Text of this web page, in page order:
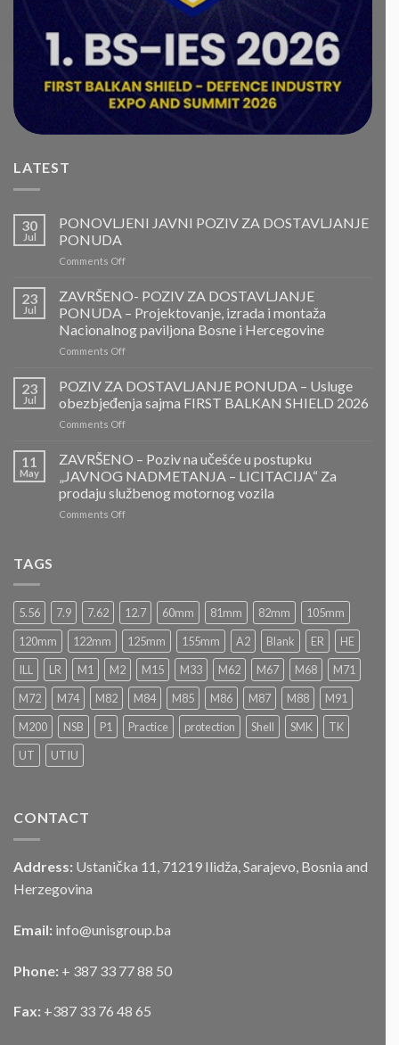
LATEST
30
Jul
PONOVLJENI JAVNI POZIV ZA DOSTAVLJANJE
PONUDA
Comments Offon
JAVNI
POZIV
ZA
DOSTAVLJANJE
PONUDA
23
Jul
ZAVRŠENO- POZIV ZA DOSTAVLJANJE
PONUDA – Projektovanje, izrada i montaža
Nacionalnog paviljona Bosne i Hercegovine
Comments Offon
POZIV
ZA
DOSTAVLJANJE
PONUDA
Projektovanje,
izrada
montaža
Nacionalnog
23
Jul
POZIV ZA DOSTAVLJANJE PONUDA – Usluge
obezbjeđenja sajma FIRST BALKAN SHIELD 2026
Comments Offon
ZA
DOSTAVLJANJE
PONUDA
–
Usluge
2026
11
May
ZAVRŠENO – Poziv na učešće u postupku
„JAVNOG NADMETANJA – LICITACIJA“ Za
prodaju službenog motornog vozila
Comments Offon
u
postupku
„JAVNOG
NADMETANJA
–
LICITACIJA“
Za
prodaju
službenog
motornog
TAGS
5.56 7.9 7.62 12.7 60mm 81mm 82mm
105mm
120mm
122mm 125mm 155mm A2 Blank ER
HE
ILL
LR M1 M2 M15 M33 M62 M67 M68
M71
M72
M74 M82 M84 M85 M86 M87 M88
M91
M200
NSB P1 Practice protection Shell SMK
TK
UT
UTIU
CONTACT
Address: Ustanička 11, 71219 Ilidža, Sarajevo, Bosnia and
Herzegovina
Email: info@unisgroup.ba
Phone: + 387 33 77 88 50
Fax: +387 33 76 48 65